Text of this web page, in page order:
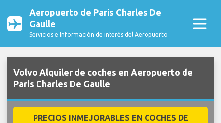
Aeropuerto de Paris Charles De
Gaulle
Servicios e Información de interés del Aeropuerto
Volvo Alquiler de coches en Aeropuerto de
Paris Charles De Gaulle
PRECIOS INMEJORABLES EN COCHES DE